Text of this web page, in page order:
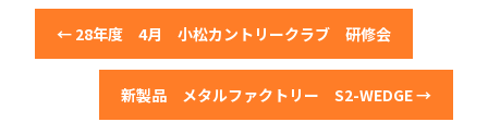
← 28年度 4月 小松カントリークラブ 研修会
新製品 メタルファクトリー S2-WEDGE→